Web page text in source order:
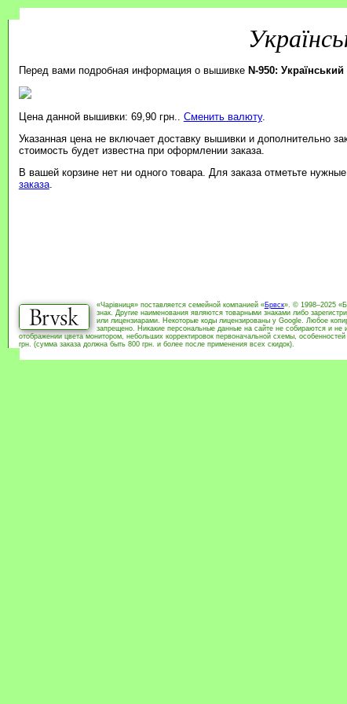
Перед вами подробная информация о вышивке N-950:
Цена данной вышивки: 69,90 грн.. Сменить валюту.
Указанная цена не включает доставку вышивки и дополнительно
стоимость будет известна при оформлении заказа.
В вашей корзине нет ни одного товара. Для заказа отметьте
заказа.
«Чарівниця» поставляется семейной компанией «Брвск». © 1998–2025
знак. Другие наименования являются товарными знаками либо
или лицензиарами. Некоторые коды лицензированы у Google. Любое
запрещено. Никакие персональные данные на сайте не собираются и не
отображении цвета монитором, небольших корректировок первоначальной схемы,
грн. (сумма заказа должна быть 800 грн. и более после применения всех скидок).